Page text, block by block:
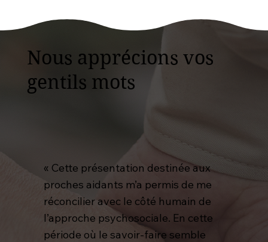
Nous apprécions vos
gentils mots
« Cette présentation destinée aux
proches aidants m’a permis de me
réconcilier avec le côté humain de
l’approche psychosociale. En cette
période où le savoir-faire semble